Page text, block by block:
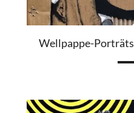
Wellpappe-Porträts